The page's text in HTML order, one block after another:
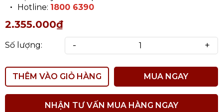
Hotline: 1800 6390
2.355.000₫
Số lượng: - +
THÊM VÀO GIỎ HÀNG MUA NGAY
NHẬN TƯ VẤN MUA HÀNG NGAY